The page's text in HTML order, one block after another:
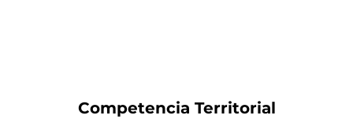
Competencia Territorial